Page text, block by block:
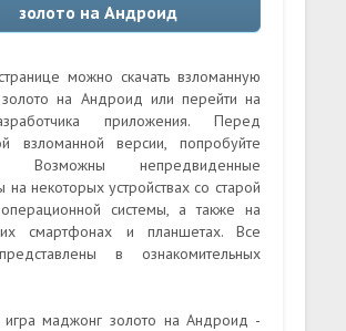
золото на Андроид
можно скачать взломанную
на Андроид или перейти на
приложения. Перед
взломанной версии, попробуйте
Возможны непредвиденные
некоторых устройствах со старой
системы, а также на
смартфонах и планшетах. Все
в ознакомительных
маджонг золото на Андроид -